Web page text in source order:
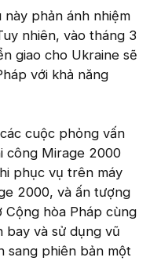
phản ánh nhiệm
nhiên, vào tháng 3
giao cho Ukraine sẽ
với khả năng
cuộc phỏng vấn
công Mirage 2000
phục vụ trên máy
2000, và ấn tượng
Cộng hòa Pháp cùng
bay và sử dụng vũ
sang phiên bản một